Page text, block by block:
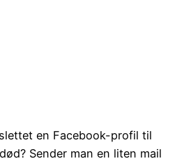
en Facebook-profil til
Sender man en liten mail